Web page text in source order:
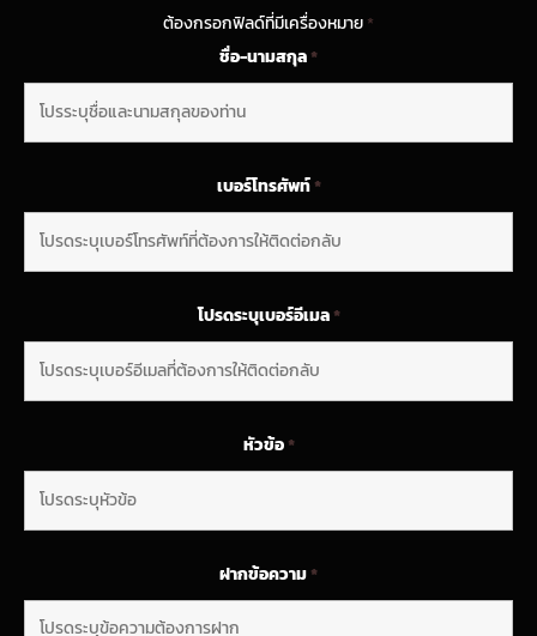
ต้องกรอกฟิลด์ที่มีเครื่องหมาย*
ชื่อ-นามสกุล*
เบอร์โทรศัพท์*
โปรดระบุเบอร์อีเมล*
หัวข้อ*
ฝากข้อความ*